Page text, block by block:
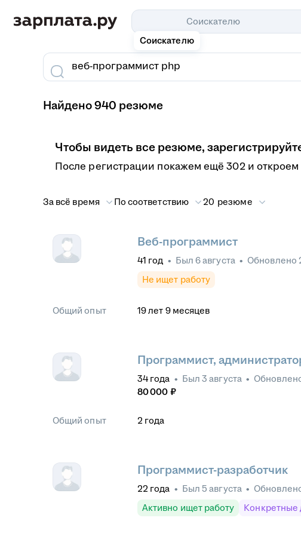
Соискателю
Соискателю
Найдено 940 резюме
Чтобы видеть все резюме,
После регистрации покажем ещё 302 и откроем
За всё время По соответствию 20 резюме
Веб-программист
41 год • Был 6 августа • Обновлено
Не ищет работу
Общий опыт 19лет 9 месяцев
Программист,
34 года • Был 3 августа •
80 000 ₽
Общий опыт 2 года
Программист-разработчик
22 года • Был 5 августа •
Активно ищет работу
Конкретные